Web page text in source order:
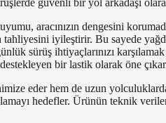
aracınızın dengesini
iyileştirir. Bu sayede
sürüş ihtiyaçlarınızı
bir lastik olarak öne
eder hem de uzun
hedefler. Ürünün teknik